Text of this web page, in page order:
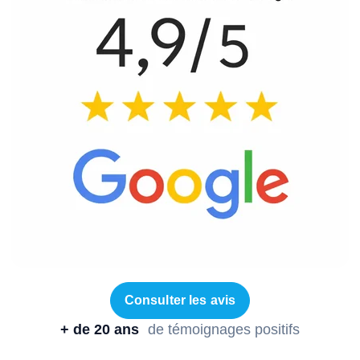
Consulter les avis
+ de 20 ans de témoignages positifs